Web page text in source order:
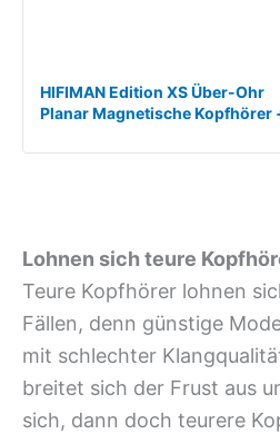
HIFIMAN Edition XS Über-Ohr
Planar Magnetische Kopfhörer
Lohnen sich teure
Teure Kopfhörer lohnen
Fällen, denn günstige
mit schlechter
breitet sich der Frust aus
sich, dann doch teurere